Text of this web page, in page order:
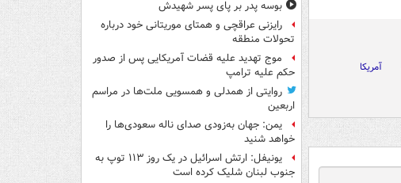
آمریکا
بوسه‌ پدر بر پای پسر شهیدش
رایزنی عراقچی و همتای موریتانی خود درباره
تحولات منطقه
موج تهدید علیه قضات آمریکایی پس از صدور
حکم علیه ترامپ
روایتی از همدلی و همسویی ملت‌ها در مراسم
اربعین
یمن: جهان به‌زودی صدای ناله سعودی‌ها را
خواهد شنید
یونیفل: ارتش اسرائیل در یک روز ۱۱۳ توپ به
جنوب لبنان شلیک کرده است